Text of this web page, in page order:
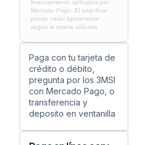
financiamiento aplicados por
Mercado Pago. El total final
puede variar ligeramente
según la tarjeta utilizada.
Paga con tu tarjeta de
crédito o débito,
pregunta por los 3MSI
con Mercado Pago, o
transferencia y
deposito en ventanilla